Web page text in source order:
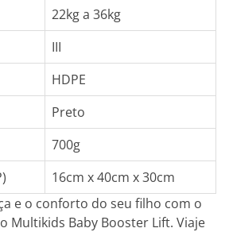
22kg a 36kg
III
HDPE
Preto
700g
16cm x 40cm x 30cm
e o conforto do seu filho com o
Multikids Baby Booster Lift. Viaje